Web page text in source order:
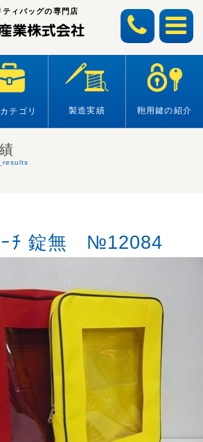
ティバッグの専門店
テゴリ 製造実績 鞄用鍵の紹介
ｰﾁ 錠無 №12084